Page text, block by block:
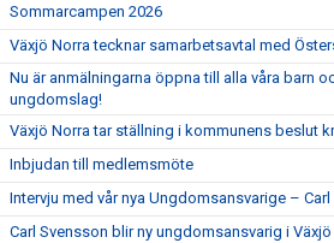
Sommarcampen 2026
Växjö Norra tecknar samarbetsavtal med
Nu är anmälningarna öppna till alla våra barn
ungdomslag!
Växjö Norra tar ställning i kommunens beslut
Inbjudan till medlemsmöte
Intervju med vår nya Ungdomsansvarige – Carl
Carl Svensson blir ny ungdomsansvarig i Växjö